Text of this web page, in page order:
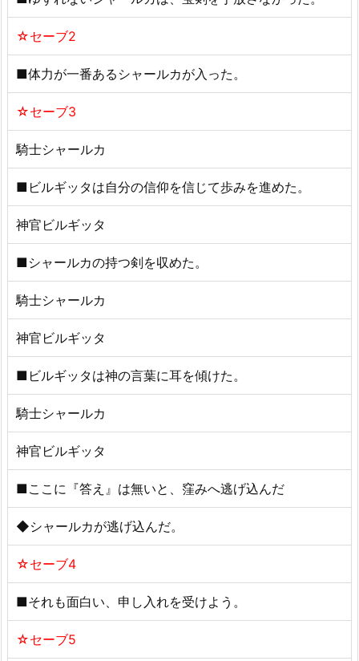
☆セーブ2
■体力が一番あるシャールカが入った。
☆セーブ3
騎士シャールカ
■ビルギッタは自分の信仰を信じて歩みを進めた。
神官ビルギッタ
■シャールカの持つ剣を収めた。
騎士シャールカ
神官ビルギッタ
■ビルギッタは神の言葉に耳を傾けた。
騎士シャールカ
神官ビルギッタ
■ここに『答え』は無いと、窪みへ逃げ込んだ
◆シャールカが逃げ込んだ。
☆セーブ4
■それも面白い、申し入れを受けよう。
☆セーブ5